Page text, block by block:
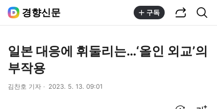
경향신문 구독
일본 대응에 휘둘리는…‘올인 외교’의
부작용
김찬호 기자 2023. 5. 13. 09:01